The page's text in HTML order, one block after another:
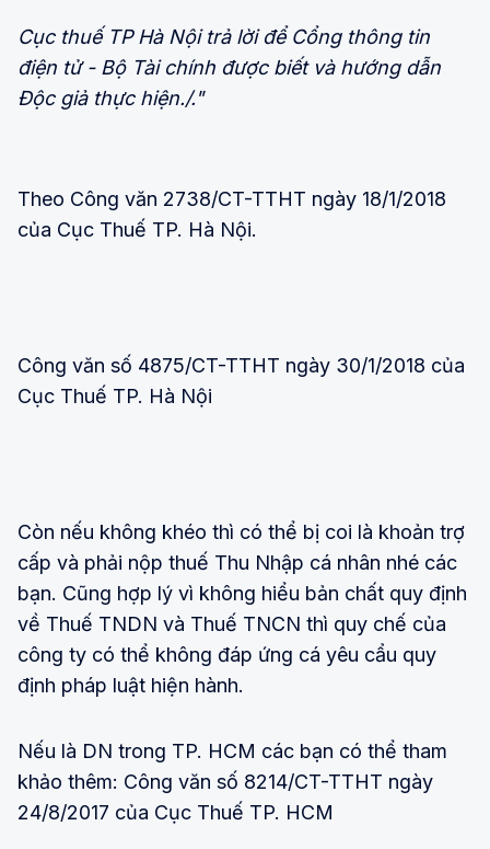
Cục thuế TP Hà Nội trả lời để Cổng thông tin
điện tử - Bộ Tài chính được biết và hướng dẫn
Độc giả thực hiện./."
Theo Công văn 2738/CT-TTHT ngày 18/1/2018
của Cục Thuế TP. Hà Nội.
Công văn số 4875/CT-TTHT ngày 30/1/2018 của
Cục Thuế TP. Hà Nội
Còn nếu không khéo thì có thể bị coi là khoản trợ
cấp và phải nộp thuế Thu Nhập cá nhân nhé các
bạn. Cũng hợp lý vì không hiểu bản chất quy định
về Thuế TNDN và Thuế TNCN thì quy chế của
công ty có thể không đáp ứng cá yêu cẩu quy
định pháp luật hiện hành.
Nếu là DN trong TP. HCM các bạn có thể tham
khảo thêm: Công văn số 8214/CT-TTHT ngày
24/8/2017 của Cục Thuế TP. HCM